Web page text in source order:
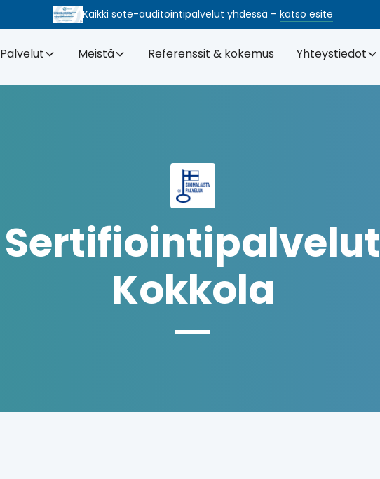
Kaikki sote-auditointi­palvelut yhdessä – katso esite
Palvelut Meistä Referenssit & kokemus Yhteystiedot
Sertifiointi­palvelut
Kokkola